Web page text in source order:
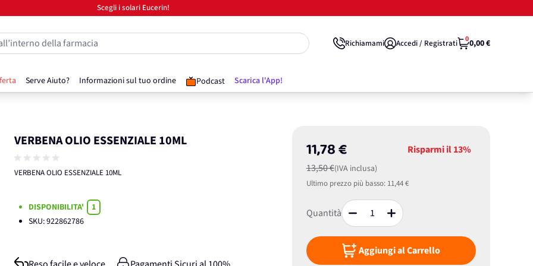
Scegli i solari Eucerin!
Serve Aiuto? Informazioni sul tuo ordine Podcast Scarica l'App!
della farmacia Richiamami Accedi / Registrati 00,00 €
VERBENA OLIO ESSENZIALE 10ML
VERBENA OLIO ESSENZIALE 10ML
11,78 €
13,50 €(IVA inclusa)
Risparmi il13%
Ultimo prezzo più basso: 11,44 €
Quantità
Aggiungi al Carrello
DISPONIBILITA'
1
SKU:922862786